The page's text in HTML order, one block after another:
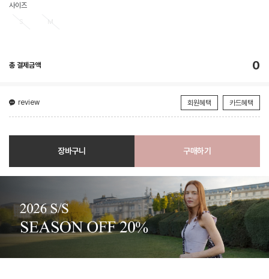
사이즈
총 결제금액 0
review 회원혜택 카드혜택
장바구니 구매하기